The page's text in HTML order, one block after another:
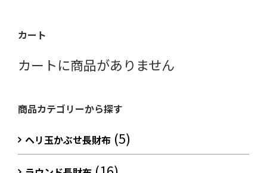
カート
カートに商品がありません
商品カテゴリーから探す
ヘリ玉かぶせ長財布 (5)